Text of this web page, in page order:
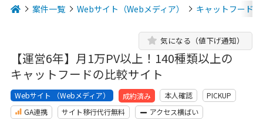
案件一覧 Webサイト（Webメディア） キャットフード
【運営6年】月1万PV以上！140種類以上の
キャットフードの比較サイト
気になる（値下げ通知）
Webサイト （Webメディア） 成約済み 本人確認
PICKUP
GA連携
サイト移行代行無料
アクセス横ばい